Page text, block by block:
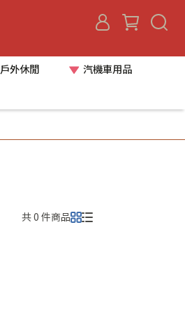
戶外休閒 汽機車用品
共 0 件商品